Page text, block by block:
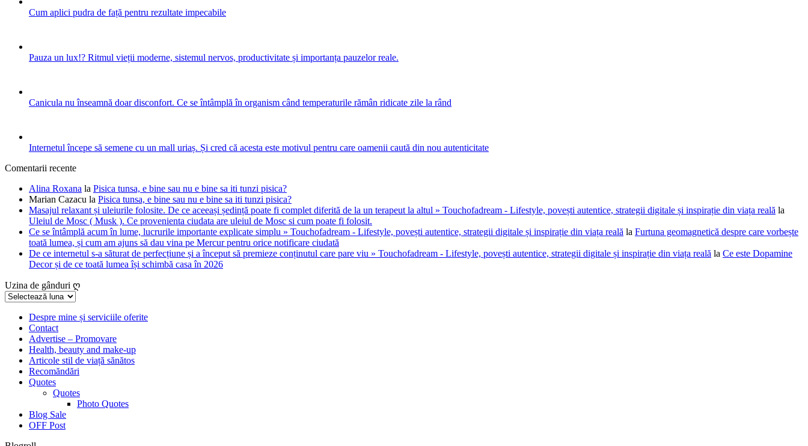
Cum aplici pudra de față pentru rezultate impecabile
Pauza un lux!? Ritmul vieții moderne, sistemul nervos, productivitate și importanța pauzelor reale.
Canicula nu înseamnă doar disconfort. Ce se întâmplă în organism când temperaturile rămân ridicate zile la rând
Internetul începe să semene cu un mall uriaș. Și cred că acesta este motivul pentru care oamenii caută din nou autenticitate
Comentarii recente
Alina Roxana la Pisica tunsa, e bine sau nu e bine sa iti tunzi pisica?
Marian Cazacu la Pisica tunsa, e bine sau nu e bine sa iti tunzi pisica?
Masajul relaxant și uleiurile folosite. De ce aceeași ședință poate fi complet diferită de la un terapeut la altul » Touchofadream - Lifestyle, povești autentice, strategii digitale și inspirație din viața reală la
Uleiul de Mosc ( Musk ). Ce provenienta ciudata are uleiul de Mosc si cum poate fi folosit.
Ce se întâmplă acum în lume, lucrurile importante explicate simplu » Touchofadream - Lifestyle, povești autentice, strategii digitale și inspirație din viața reală la Furtuna geomagnetică despre care vorbește
toată lumea, și cum am ajuns să dau vina pe Mercur pentru orice notificare ciudată
De ce internetul s-a săturat de perfecțiune și a început să premieze conținutul care pare viu » Touchofadream - Lifestyle, povești autentice, strategii digitale și inspirație din viața reală la Ce este Dopamine
Decor și de ce toată lumea își schimbă casa în 2026
Uzina de gânduri ღ
Uzina
gânduriDespre mine și serviciile oferite
Contact
Advertise – Promovare
Health, beauty and make-up
Articole stil de viață sănătos
Recomăndări
Quotes
Quotes
Photo Quotes
Blog Sale
OFF Post